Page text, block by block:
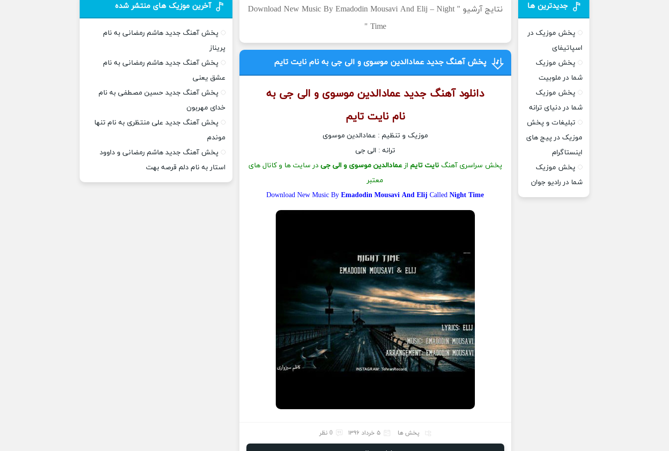
نتایج آرشیو " Download New Music By Emadodin Mousavi And Elij – Night
Time "
پخش آهنگ جدید عمادالدین موسوی و الی جی به نام نایت تایم
دانلود آهنگ جدید عمادالدین موسوی و الی جی به
نامنایت تایم
موزیک و تنظیم : عمادالدین موسوی
ترانه : الی جی
پخش سراسری آهنگ نایت تایم ازعمادالدین موسوی و الی جی در سایت ها و کانال های
معتبر
Download New Music ByEmadodin Mousavi And Elij CalledNight Time
پخش ها ۵ خرداد ۱۳۹۶ 0 نظر
جدیدترین ها
پخش موزیک در
اسپاتیفای
پخش موزیک
شما در ملوبیت
پخش موزیک
شما در دنیای ترانه
تبلیغات و پخش
موزیک در پیج های
اینستاگرام
پخش موزیک
شما در رادیو جوان
آخرین موزیک های منتشر شده
پخش آهنگ جدید هاشم رمضانی به نام
پریناز
پخش آهنگ جدید هاشم رمضانی به نام
عشق یعنی
پخش آهنگ جدید حسین مصطفی به نام
خدای مهربون
پخش آهنگ جدید علی منتظری به نام تنها
موندم
پخش آهنگ جدید هاشم رمضانی و داوود
استار به نام دلم قرصه بهت